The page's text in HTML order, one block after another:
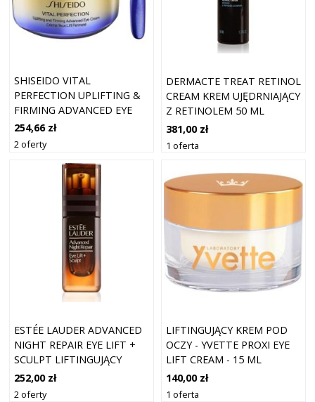
SHISEIDO VITAL
PERFECTION UPLIFTING &
FIRMING ADVANCED EYE
CREAM LIFTINGUJĄCY KREM
POD OCZY 15 ML
254,66 zł
2 oferty
DERMACTE TREAT RETINOL
CREAM KREM UJĘDRNIAJĄCY
Z RETINOLEM 50 ML
381,00 zł
1 oferta
ESTÉE LAUDER ADVANCED
NIGHT REPAIR EYE LIFT +
SCULPT LIFTINGUJĄCY
KREM POD OCZY 15 ML
252,00 zł
2 oferty
LIFTINGUJĄCY KREM POD
OCZY - YVETTE PROXI EYE
LIFT CREAM - 15 ML
140,00 zł
1 oferta